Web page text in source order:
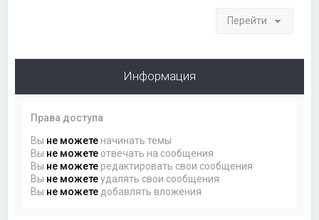
Перейти
Информация
Права доступа
Вы не можете начинать темы
Вы не можете отвечать на сообщения
Вы не можете редактировать свои сообщения
Вы не можетеудалять свои сообщения
Вы не можете добавлять вложения